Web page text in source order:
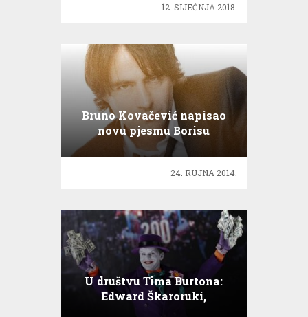
12. SIJEČNJA 2018.
Bruno Kovačević napisao
novu pjesmu Borisu
Novkoviću
24. RUJNA 2014.
U društvu Tima Burtona:
Edward Škaroruki,